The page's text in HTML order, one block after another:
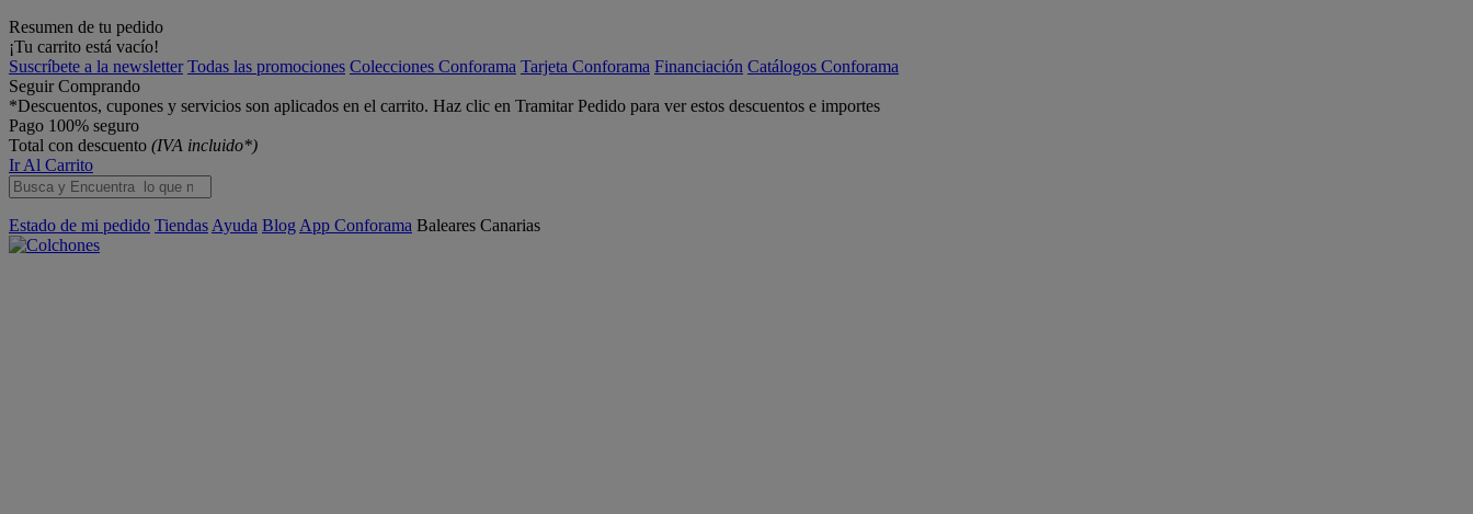
Resumen de tu pedido
¡Tu carrito está vacío!
Suscríbete a la newsletter Todas las promociones Colecciones Conforama Tarjeta Conforama Financiación Catálogos Conforama
Seguir Comprando
*Descuentos, cupones y servicios son aplicados en el carrito. Haz clic en Tramitar Pedido para ver estos descuentos e importes
Pago 100% seguro
Total con descuento (IVA incluido*)
Ir Al Carrito
Estado de mi pedido Tiendas Ayuda Blog App Conforama Baleares Canarias